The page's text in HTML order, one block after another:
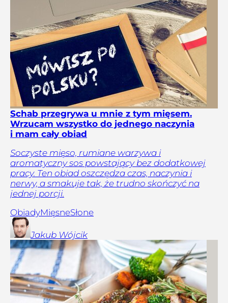
Schab przegrywa u mnie z tym mięsem.
Wrzucam wszystko do jednego naczynia
i mam cały obiad
Soczyste mięso, rumiane warzywa i
aromatyczny sos powstający bez dodatkowej
pracy. Ten obiad oszczędza czas, naczynia i
nerwy, a smakuje tak, że trudno skończyć na
jednej porcji.
ObiadyMięsneSłone
Jakub Wójcik